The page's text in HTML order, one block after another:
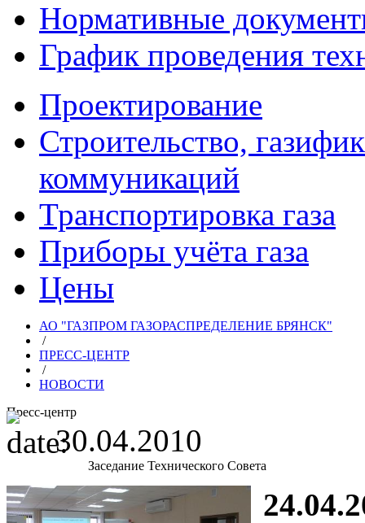
Нормативные
График проведения
Проектирование
Строительство,
коммуникаций
Транспортировка газа
Приборы учёта газа
Цены
АО "ГАЗПРОМ ГАЗОРАСПРЕДЕЛЕНИЕ БРЯНСК"
/
ПРЕСС-ЦЕНТР
/
НОВОСТИ
Пресс-центр
30.04.2010
Заседание Технического Совета